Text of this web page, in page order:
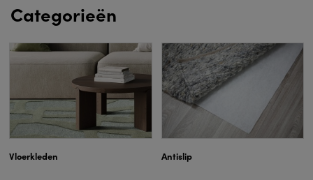
Categorieën
Vloerkleden Antislip